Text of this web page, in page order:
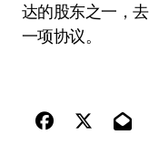
达的股东之一，
一项协议。